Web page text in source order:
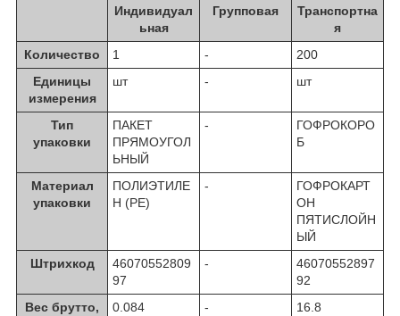
Индивидуал
ьная
Групповая
Транспортна
я
Количество
1 -
200
Единицы
измерения
шт - шт
Тип
упаковки
ПАКЕТ
ПРЯМОУГОЛ
ЬНЫЙ
-
ГОФРОКОРО
Б
Материал
упаковки
ПОЛИЭТИЛЕ
Н (PE)
-
ГОФРОКАРТ
ОН
ПЯТИСЛОЙН
ЫЙ
Штрихкод
46070552809
97
-
46070552897
92
Вес брутто,
0.084 - 16.8